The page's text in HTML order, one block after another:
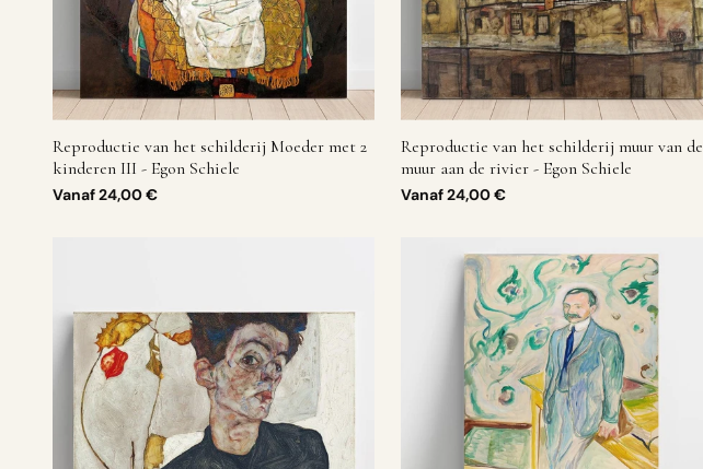
Reproductie van het schilderij Moeder met 2
kinderen III - Egon Schiele
Vanaf24,00 €
Reproductie van het schilderij muur van de
muur aan de rivier - Egon Schiele
Vanaf24,00 €